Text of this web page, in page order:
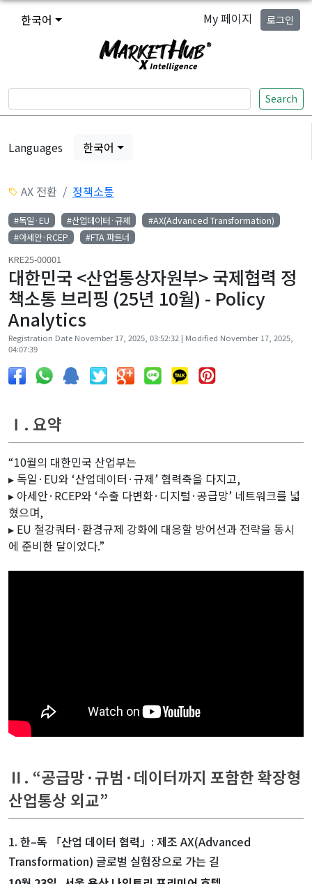
한국어 My 페이지 로그인
Search
Languages 한국어
AX 전환 정책소통
#독일·EU #산업데이터·규제
#AX(Advanced Transformation)
#아세안·RCEP
#FTA 파트너
KRE25-00001
대한민국 <산업통상자원부> 국제협력 정
책소통 브리핑 (25년 10월) - Policy
Analytics
Registration Date November 17, 2025, 03:52:32 | Modified November 17, 2025,
04:07:39
Ⅰ. 요약
“10월의 대한민국 산업부는
▸ 독일·EU와 ‘산업데이터·규제’ 협력축을 다지고,
▸ 아세안·RCEP와 ‘수출 다변화·디지털·공급망’ 네트워크를 넓
혔으며,
▸ EU 철강쿼터·환경규제 강화에 대응할 방어선과 전략을 동시
에 준비한 달이었다.”
Ⅱ. “공급망·규범·데이터까지 포함한 확장형
산업통상 외교”
1. 한–독 「산업 데이터 협력」: 제조 AX(Advanced
Transformation) 글로벌 실험장으로 가는 길